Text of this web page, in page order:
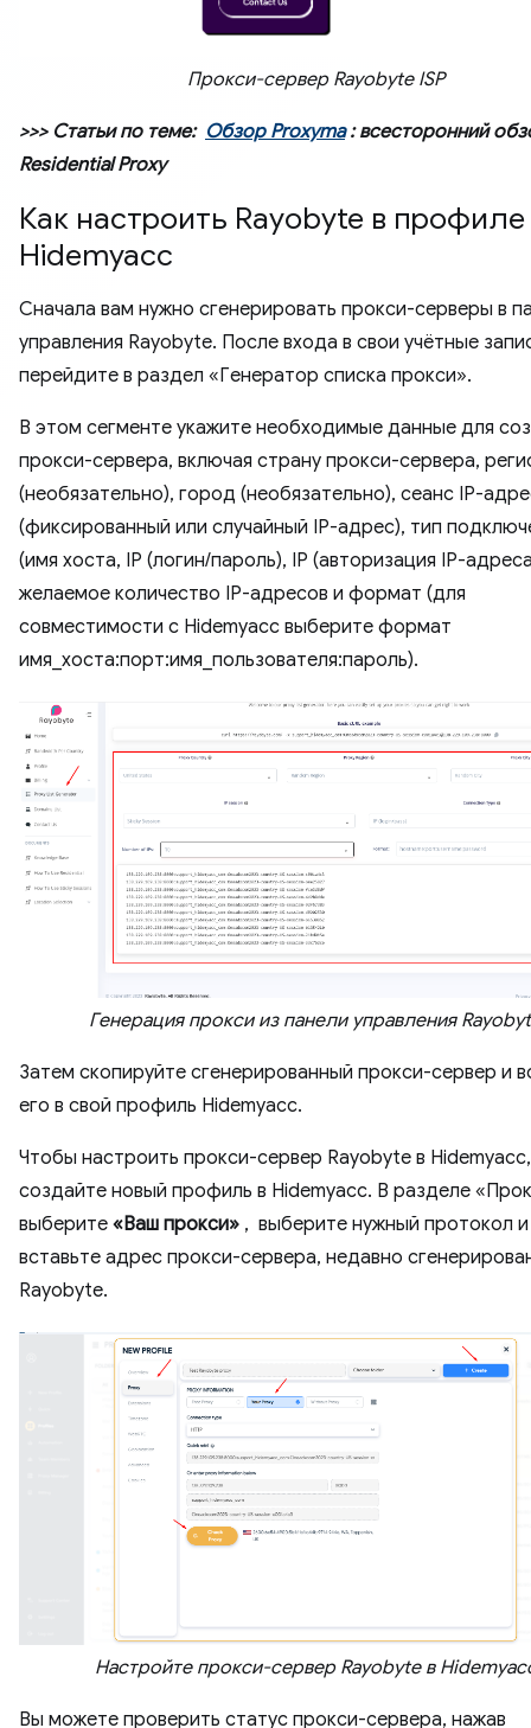
Прокси-сервер Rayobyte ISP
>>> Статьи по теме: Обзор Proxyma: всесторонний
Residential Proxy
Как настроить Rayobyte в профиле
Hidemyacc
Сначала вам нужно сгенерировать прокси-серверы в
управления Rayobyte. После входа в свои учётные
перейдите в раздел «Генератор списка прокси».
В этом сегменте укажите необходимые данные для
прокси-сервера, включая страну прокси-сервера,
(необязательно), город (необязательно), сеанс IP-
(фиксированный или случайный IP-адрес), тип
(имя хоста, IP (логин/пароль), IP (авторизация IP-
желаемое количество IP-адресов и формат (для
совместимости с Hidemyacc выберите формат
имя_хоста:порт:имя_пользователя:пароль).
Генерация прокси из панели управления
Затем скопируйте сгенерированный прокси-сервер и
его в свой профиль Hidemyacc.
Чтобы настроить прокси-сервер Rayobyte в Hidemyacc,
создайте новый профиль в Hidemyacc. В разделе
выберите «Ваш прокси» , выберите нужный протокол и
вставьте адрес прокси-сервера, недавно
Rayobyte.
Настройте прокси-сервер Rayobyte в
Вы можете проверить статус прокси-сервера, нажав